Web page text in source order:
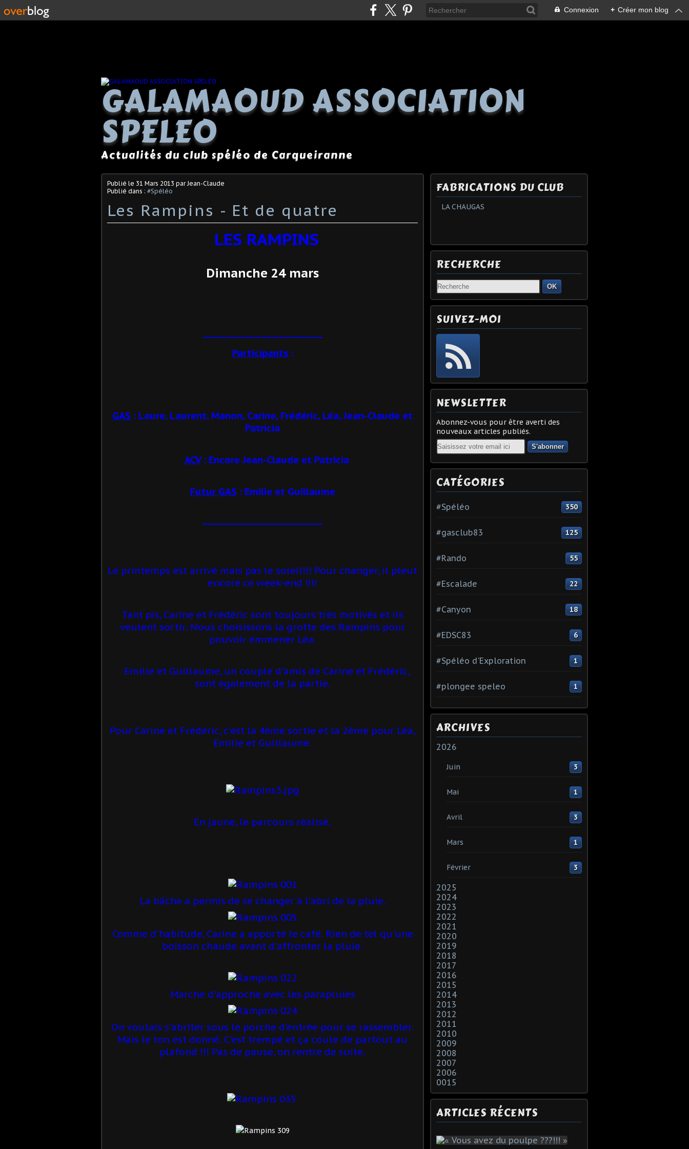
Connexion + Créer mon blog
GALAMAOUD ASSOCIATION
SPELEO
Actualités du club spéléo de Carqueiranne
Publié le 31 Mars 2013 par Jean-Claude
Publié dans : #Spéléo
Les Rampins - Et de quatre
LES RAMPINS
Dimanche 24 mars
---------------------------------------
Participants:
GAS : Laure, Laurent, Manon, Carine, Frédéric, Léa, Jean-Claude et
Patricia
ACV: Encore Jean-Claude et Patricia
Futur GAS : Emilie et Guillaume
---------------------------------------
Le printemps est arrivé mais pas le soleil!!! Pour changer, il pleut
encore ce week-end !!!!
Tant pis, Carine et Frédéric sont toujours très motivés et ils
veulent sortir. Nous choisissons la grotte des Rampins pour
pouvoir emmener Léa.
Emilie et Guillaume, un couple d'amis de Carine et Frédéric,
sont également de la partie.
Pour Carine et Frédéric, c'est la 4ème sortie et la 2ème pour Léa,
Emilie et Guillaume.
En jaune, le parcours réalisé.
La bâche a permis de se changer à l'abri de la pluie.
Comme d'habitude, Carine a apporté le café. Rien de tel qu'une
boisson chaude avant d'affronter la pluie.
Marche d'approche avec les parapluies
On voulais s'abriter sous le porche d'entrée pour se rassembler.
Mais le ton est donné. C'est trempé et ça coule de partout au
plafond !!! Pas de pause, on rentre de suite.
FABRICATIONS DU CLUB
LA CHAUGAS
RECHERCHE
OK
SUIVEZ-MOI
NEWSLETTER
Abonnez-vous pour être averti des
nouveaux articles publiés.
Email
CATÉGORIES
#Spéléo 350
#gasclub83 125
#Rando 55
#Escalade 22
#Canyon 18
#EDSC83 6
#Spéléo d'Exploration 1
#plongee speleo 1
ARCHIVES
2026
Juin 3
Mai 1
Avril 3
Mars 1
Février 3
2025
2024
2023
2022
2021
2020
2019
2018
2017
2016
2015
2014
2013
2012
2011
2010
2009
2008
2007
2006
0015
ARTICLES RÉCENTS